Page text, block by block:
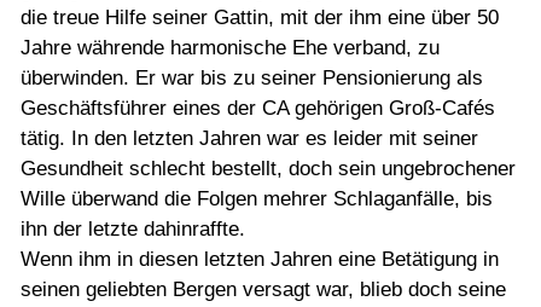
die treue Hilfe seiner Gattin, mit der ihm eine über 50
Jahre währende harmonische Ehe verband, zu
überwinden. Er war bis zu seiner Pensionierung als
Geschäftsführer eines der CA gehörigen Groß-Cafés
tätig. In den letzten Jahren war es leider mit seiner
Gesundheit schlecht bestellt, doch sein ungebrochener
Wille überwand die Folgen mehrer Schlaganfälle, bis
ihn der letzte dahinraffte.
Wenn ihm in diesen letzten Jahren eine Betätigung in
seinen geliebten Bergen versagt war, blieb doch seine